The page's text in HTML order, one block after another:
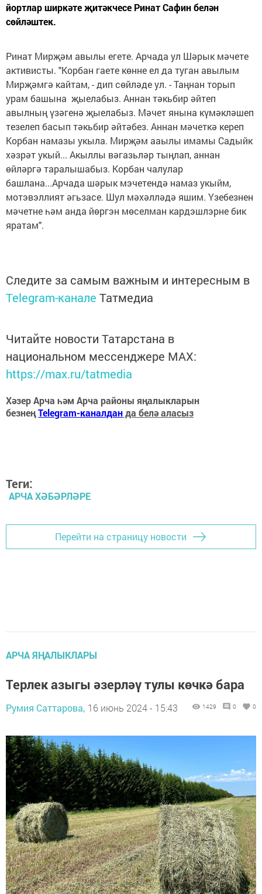
йортлар ширкәте җитәкчесе Ринат Сафин белән
сөйләштек.
Ринат Мирҗәм авылы егете. Арчада ул Шәрык мәчете
активисты. "Корбан гаете көнне ел да туган авылым
Мирҗәмгә кайтам, - дип сөйләде ул. - Таңнан торып
урам башына җыелабыз. Аннан тәкьбир әйтеп
авылның үзәгенә җыелабыз. Мәчет янына күмәкләшеп
тезелеп басып тәкьбир әйтәбез. Аннан мәчеткә кереп
Корбан намазы укыла. Мирҗәм ааылы имамы Садыйк
хәзрәт укый... Акыллы вәгазьләр тыңлап, аннан
өйләргә таралышабыз. Корбан чалулар
башлана...Арчада шәрык мэчетендә намаз укыйм,
мотэвэллият әгьзасе. Шул мәхәлләдә яшим. Үзебезнен
мәчетне һәм анда йөргэн мөселман кардэшлэрне бик
яратам".
Следите за самым важным и интересным в
Telegram-канале Татмедиа
Читайте новости Татарстана в
национальном мессенджере MАХ:
https://max.ru/tatmedia
Хәзер Арча һәм Арча районы яңалыкларын
безнеңTelegram-каналданда белә аласыз
Теги:
АРЧА ХӘБӘРЛӘРЕ
Перейти на страницу новости
АРЧА ЯҢАЛЫКЛАРЫ
Терлек азыгы әзерләү тулы көчкә бара
Румия Саттарова, 16 июнь 2024 - 15:43 1429 0 0